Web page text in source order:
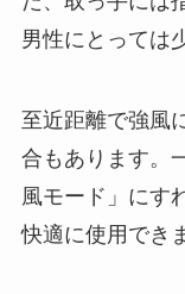
男性にとっては
至近距離で強風
合もあります。
風モード」にす
快適に使用でき